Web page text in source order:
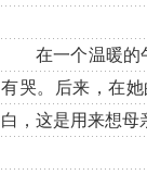
在一个温暖的午
有哭。后来，在
白，这是用来想母